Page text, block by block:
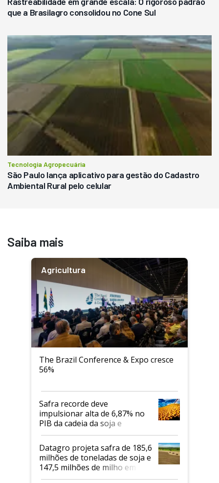
que a Brasilagro consolidou no Cone Sul
Tecnologia Agropecuária
São Paulo lança aplicativo para gestão do Cadastro
Ambiental Rural pelo celular
Saiba mais
Agricultura
The Brazil Conference & Expo cresce
56%
Safra recorde deve
impulsionar alta de 6,87% no
PIB da cadeia da soja e
biodiesel em 2026
Datagro projeta safra de 185,6
milhões de toneladas de soja e
147,5 milhões de milho em
2026/27